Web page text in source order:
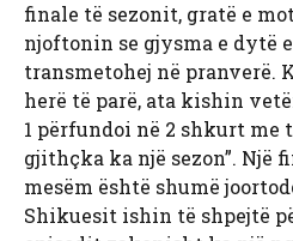
finale të sezonit, gratë e
njoftonin se gjysma e dytë
transmetohej në pranverë.
herë të parë, ata kishin
1 përfundoi në 2 shkurt
gjithçka ka një sezon”. Një
mesëm është shumë
Shikuesit ishin të shpejtë